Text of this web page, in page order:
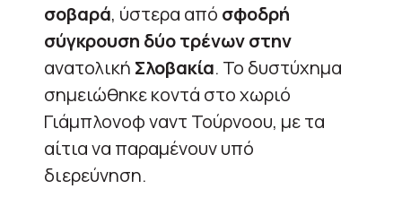
σοβαρά, ύστερα από σφοδρή
σύγκρουση δύο τρένων στην
ανατολική Σλοβακία. Το δυστύχημα
σημειώθηκε κοντά στο χωριό
Γιάμπλονοφ ναντ Τούρνοου, με τα
αίτια να παραμένουν υπό
διερεύνηση.